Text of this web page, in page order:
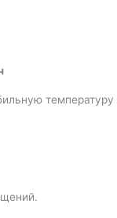
температуру